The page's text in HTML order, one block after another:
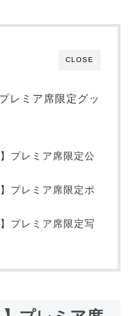
CLOSE
レミア席限定グッ
プレミア席限定公
プレミア席限定ポ
プレミア席限定写